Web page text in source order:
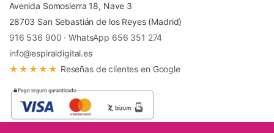
Avenida Somosierra 18, Nave 3
28703 San Sebastián de los Reyes (Madrid)
916 536 900 ·WhatsApp 656 351 274
info@espiraldigital.es
★★★★★ Reseñas de clientes en Google